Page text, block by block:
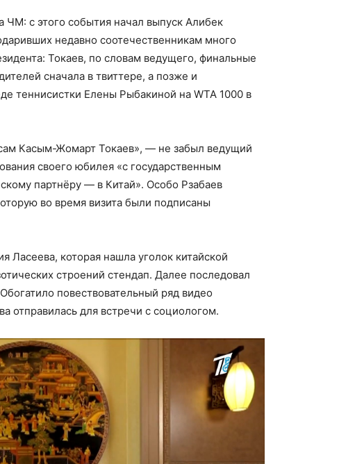
ЧМ: с этого события начал выпуск Алибек
недавно соотечественникам много
Токаев, по словам ведущего, финальные
сначала в твиттере, а позже и
теннисистки Елены Рыбакиной на WTA 1000 в
Касым-Жомарт Токаев», — не забыл ведущий
своего юбилея «с государственным
партнёру — в Китай». Особо Рзабаев
во время визита были подписаны
Ласеева, которая нашла уголок китайской
строений стендап. Далее последовал
повествовательный ряд видео
отправилась для встречи с социологом.